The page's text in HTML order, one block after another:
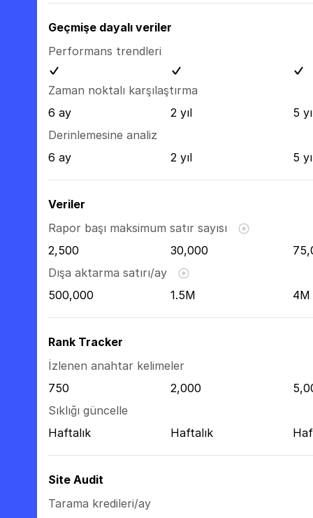
Geçmişe dayalı veriler
Performans trendleri
Zaman noktalı karşılaştırma
6 ay
2 yıl
5
Derinlemesine analiz
6 ay
2 yıl 5
Veriler
Rapor başı maksimum satır sayısı
2,500
30,000
Dışa aktarma satırı/ay
500,000
1.5M 4M
Rank Tracker
İzlenen anahtar kelimeler
750
2,000
Sıklığı güncelle
Haftalık
Haftalık
Site Audit
Tarama kredileri/ay